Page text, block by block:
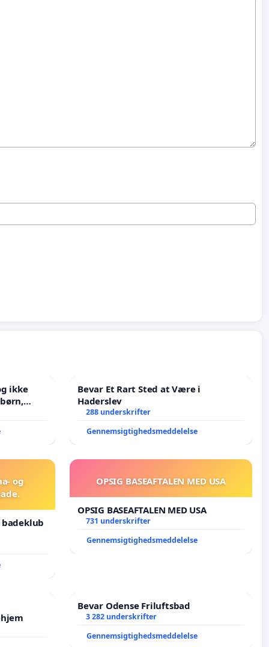
ikke
Bevar Et Rart Sted at Være i
Haderslev
288 underskrifter
Gennemsigtighedsmeddelelse
og
OPSIG BASEAFTALEN MED USA
OPSIG BASEAFTALEN MED USA
731 underskrifter
Gennemsigtighedsmeddelelse
Bevar Odense Friluftsbad
3 282 underskrifter
Gennemsigtighedsmeddelelse